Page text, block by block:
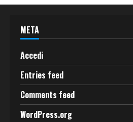
META
Accedi
Entries feed
Comments feed
WordPress.org